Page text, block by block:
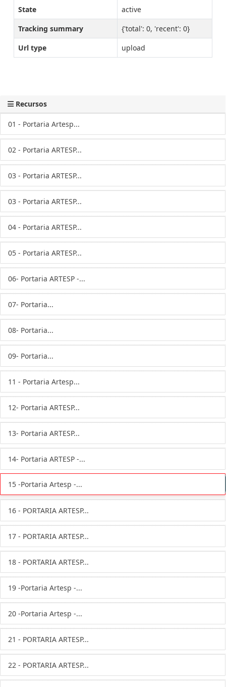
Recursos
01 - Portaria Artesp...
02 - Portaria ARTESP...
03 - Portaria ARTESP...
03 - Portaria ARTESP...
04 - Portaria ARTESP...
05 - Portaria ARTESP...
06- Portaria ARTESP -...
07- Portaria...
08- Portaria...
09- Portaria...
11 - Portaria Artesp...
12- Portaria ARTESP...
13- Portaria ARTESP...
14- Portaria ARTESP -...
15 -Portaria Artesp -...
16 - PORTARIA ARTESP...
17 - PORTARIA ARTESP...
18 - PORTARIA ARTESP...
19 -Portaria Artesp -...
20 -Portaria Artesp -...
21 - PORTARIA ARTESP...
22 - PORTARIA ARTESP...
State
active
Tracking summary
{'total': 0, 'recent': 0}
Url type
upload